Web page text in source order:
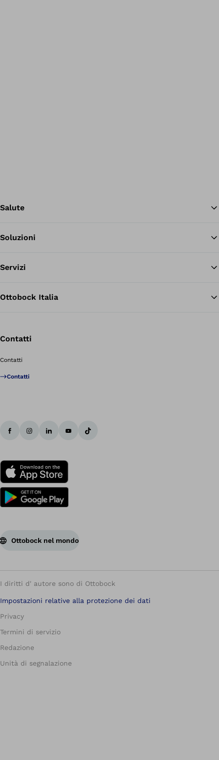
Salute
Soluzioni
Servizi
Ottobock Italia
Contatti
Contatti
Contatti
Ottobock nel mondo
I diritti d' autore sono di Ottobock
Impostazioni relative alla protezione dei dati
Privacy
Termini di servizio
Redazione
Unità di segnalazione